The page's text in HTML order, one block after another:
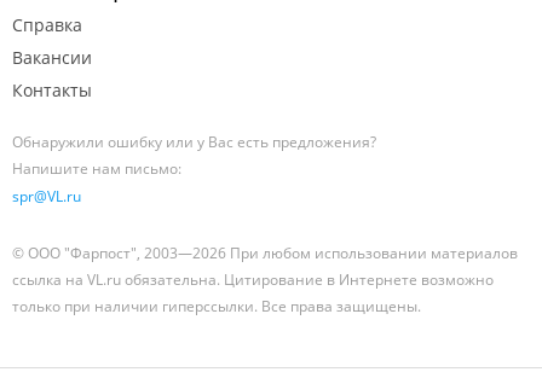
Справка
Вакансии
Контакты
Обнаружили ошибку или у Вас есть предложения?
Напишите нам письмо:
spr@VL.ru
© ООО "Фарпост", 2003—2026 При любом использовании материалов
ссылка на VL.ru обязательна. Цитирование в Интернете возможно
только при наличии гиперссылки. Все права защищены.